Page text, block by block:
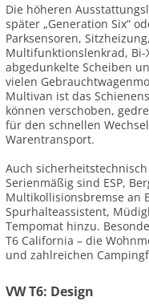
Die höheren
später „Generation Six“
Parksensoren,
Multifunktionslenkrad, Bi-
abgedunkelte Scheiben
vielen
Multivan ist das
können verschoben,
für den schnellen
Warentransport.
Auch
Serienmäßig sind ESP,
Multikollisionsbremse an
Spurhalteassistent,
Tempomat hinzu.
T6 California – die
und zahlreichen
VW T6: Design